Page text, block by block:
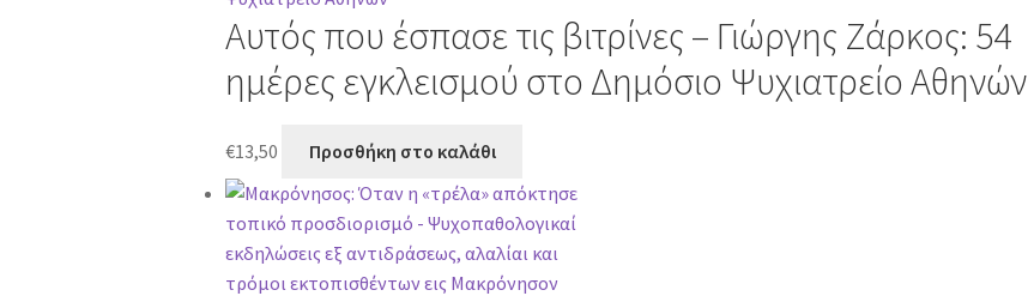
Αυτός που έσπασε τις βιτρίνες – Γιώργης Ζάρκος: 54
ημέρες εγκλεισμού στο Δημόσιο Ψυχιατρείο Αθηνών
€13,50 Προσθήκη στο καλάθι